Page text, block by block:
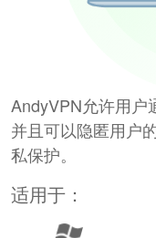
AndyVPN允许用户
并且可以隐匿用户
私保护。
适用于：